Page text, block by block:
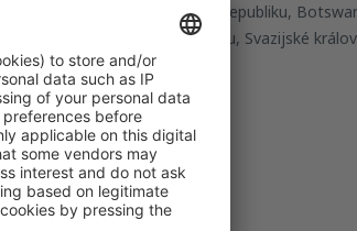
pro Jihoafrickou republiku,
Namibijskou republiku, Svazijské
v době zimního času
16.15
09.00 - 12.00